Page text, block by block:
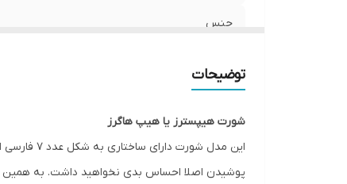
جنس
فرم
توضیحات
شورت هیپسترز یا هیپ هاگرز
این مدل
پوشیدن اصلا احساس بدی نخواهید داشت. به همین